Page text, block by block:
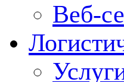
Веб-